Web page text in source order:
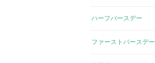
ハーフバースデー
ファーストバースデー